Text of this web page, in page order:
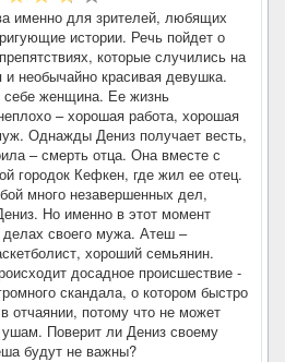
именно для зрителей, любящих
истории. Речь пойдет о
которые случились на
необычайно красивая девушка.
женщина. Ее жизнь
– хорошая работа, хорошая
Однажды Дениз получает весть,
– смерть отца. Она вместе с
городок Кефкен, где жил ее отец.
много незавершенных дел,
Но именно в этот момент
своего мужа. Атеш –
хороший семьянин.
досадное происшествие -
скандала, о котором быстро
отчаянии, потому что не может
Поверит ли Дениз своему
будут не важны?